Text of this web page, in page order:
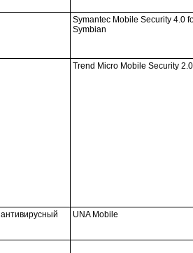
Symantec Mobile Security 4.0
Symbian
Trend Micro Mobile Security 2.0
UNA Mobile